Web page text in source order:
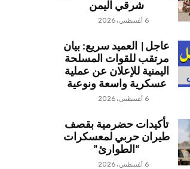
شرقي اليمن
6 أغسطس، 2026
عاجل| العميد سريع: بيان
مرتقب للقوات المسلحة
اليمنية للإعلان عن عملية
عسكرية واسعة ونوعية
6 أغسطس، 2026
تأكيدات حضرمية بقصف
طيران حربي لمعسكرات
“الطوارئ”
6 أغسطس، 2026